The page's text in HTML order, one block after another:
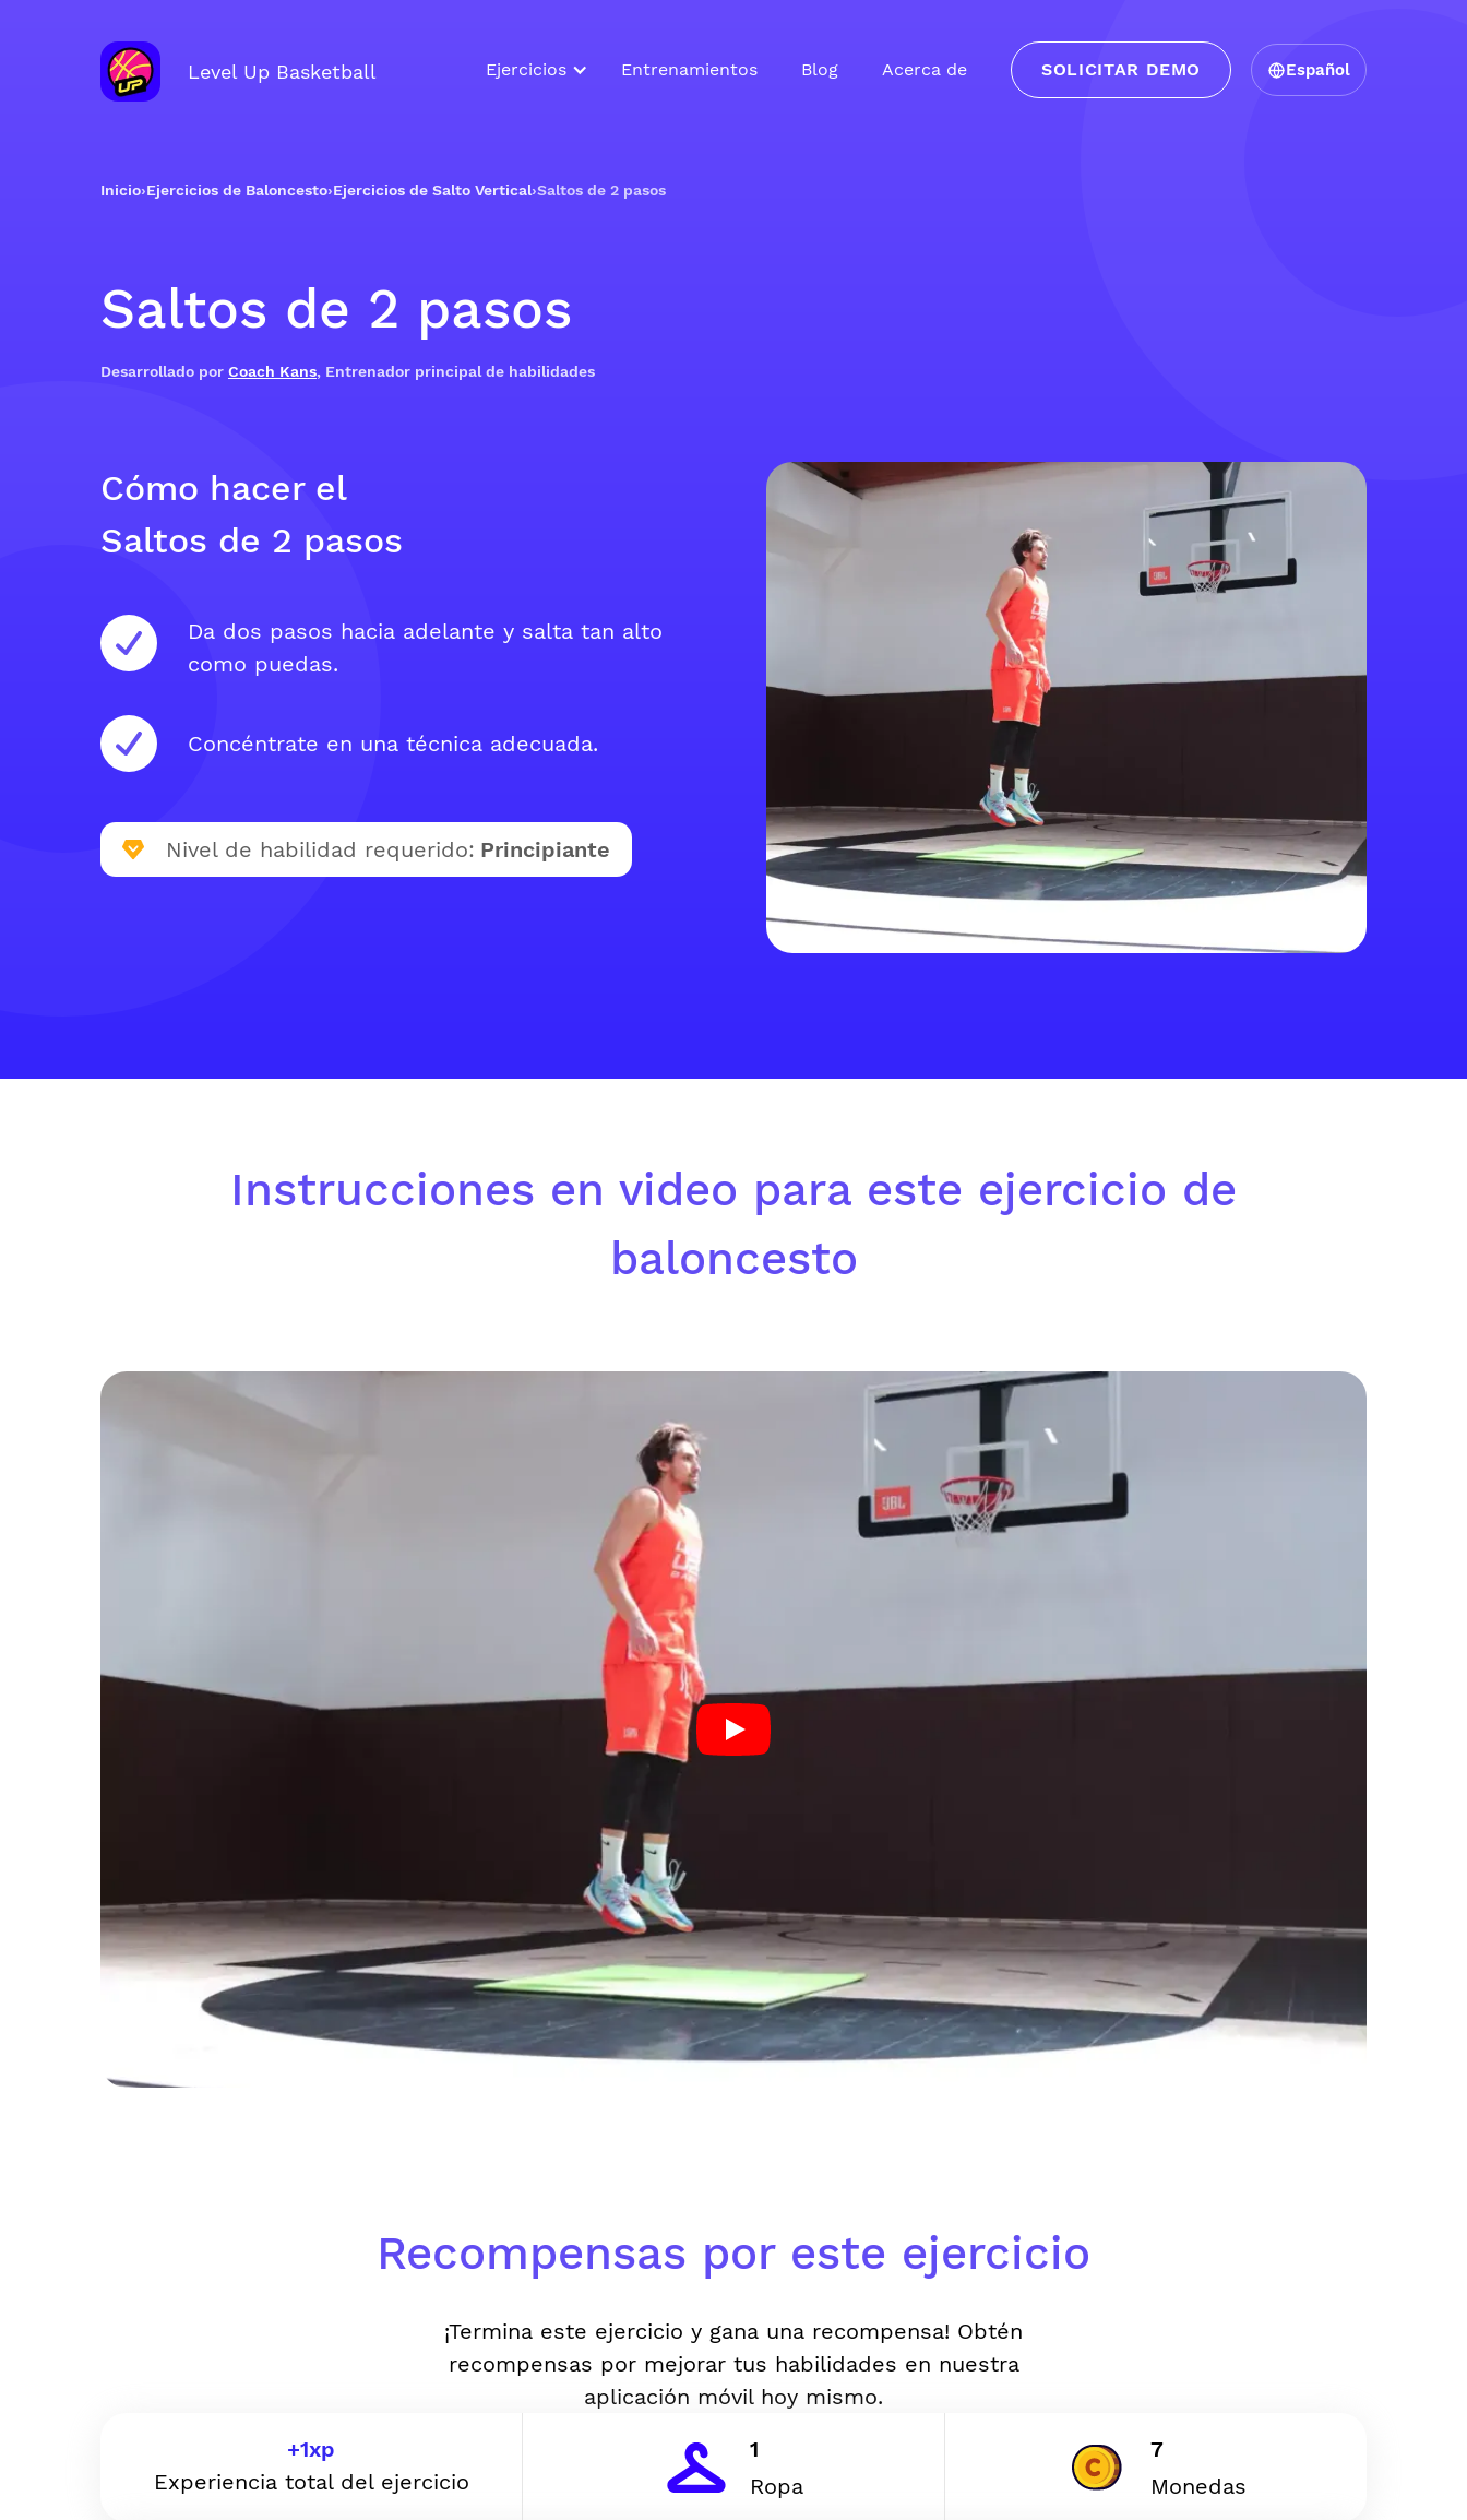
Level Up Basketball Ejercicios Entrenamientos Blog Acerca de SOLICITAR DEMO Español
Inicio›Ejercicios de Baloncesto›Ejercicios de Salto Vertical›Saltos de 2 pasos
Saltos de 2 pasos
Desarrollado por Coach Kans, Entrenador principal de habilidades
Cómo hacer el
Saltos de 2 pasos
Da dos pasos hacia adelante y salta tan alto
como puedas.
Concéntrate en una técnica adecuada.
Nivel de habilidad requerido: Principiante
Instrucciones en video para este ejercicio de
baloncesto
Recompensas por este ejercicio
¡Termina este ejercicio y gana una recompensa! Obtén
recompensas por mejorar tus habilidades en nuestra
aplicación móvil hoy mismo.
+1xp
Experiencia total del ejercicio
1
Ropa
7
Monedas